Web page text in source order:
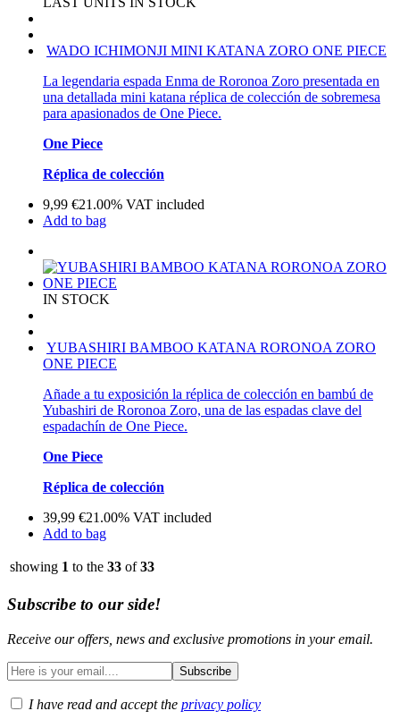
WADO ICHIMONJI MINI KATANA ZORO ONE PIECE
La legendaria espada Enma de Roronoa Zoro presentada en
una detallada mini katana réplica de colección de sobremesa
para apasionados de One Piece.
One Piece
Réplica de colección
9,99 €21.00% VAT included
Add to bag
IN STOCK
YUBASHIRI BAMBOO KATANA RORONOA ZORO
ONE PIECE
Añade a tu exposición la réplica de colección en bambú de
Yubashiri de Roronoa Zoro, una de las espadas clave del
espadachín de One Piece.
One Piece
Réplica de colección
39,99 €21.00% VAT included
Add to bag
showing 1 to the 33 of 33
Subscribe to our side!
Receive our offers, news and exclusive promotions in your email.
I have read and accept the privacy policy